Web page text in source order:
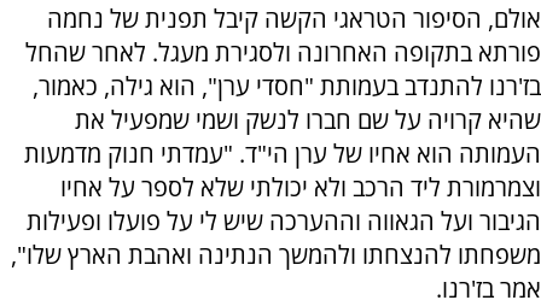
אולם, הסיפור הטראגי הקשה קיבל תפנית של נחמה
פורתא בתקופה האחרונה ולסגירת מעגל. לאחר שהחל
בז'רנו להתנדב בעמותת "חסדי ערן", הוא גילה, כאמור,
שהיא קרויה על שם חברו לנשק ושמי שמפעיל את
העמותה הוא אחיו של ערן הי"ד. "עמדתי חנוק מדמעות
וצמרמורת ליד הרכב ולא יכולתי שלא לספר על אחיו
הגיבור ועל הגאווה וההערכה שיש לי על פועלו ופעילות
משפחתו להנצחתו ולהמשך הנתינה ואהבת הארץ שלו",
אמר בז'רנו.